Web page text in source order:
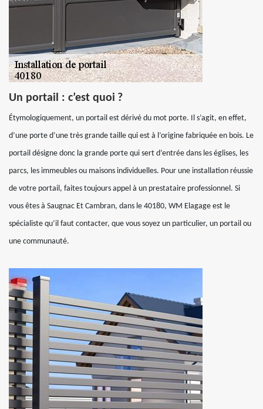
Un portail : c’est quoi ?
Étymologiquement, un portail est dérivé du mot porte. Il s’agit, en effet,
d’une porte d’une très grande taille qui est à l’origine fabriquée en bois. Le
portail désigne donc la grande porte qui sert d’entrée dans les églises, les
parcs, les immeubles ou maisons individuelles. Pour une installation réussie
de votre portail, faites toujours appel à un prestataire professionnel. Si
vous êtes à Saugnac Et Cambran, dans le 40180, WM Elagage est le
spécialiste qu’il faut contacter, que vous soyez un particulier, un portail ou
une communauté.